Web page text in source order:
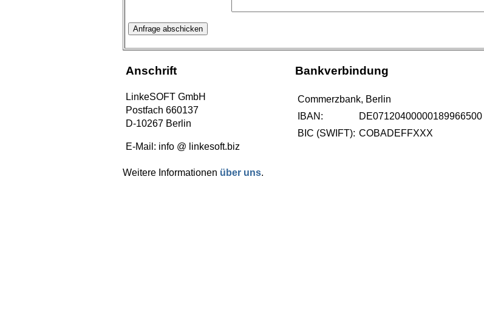
Anschrift
LinkeSOFT GmbH
Postfach 660137
D-10267 Berlin
E-Mail: info @ linkesoft.biz
Bankverbindung
Commerzbank, Berlin
IBAN:
DE07120400000189966500
BIC (SWIFT): COBADEFFXXX
Weitere Informationen über uns.